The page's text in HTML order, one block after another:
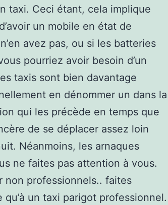
taxi. Ceci étant, cela implique
un mobile en état de
avez pas, ou si les batteries
pourriez avoir besoin d’un
taxis sont bien davantage
en dénommer un dans la
qui les précède en temps que
de se déplacer assez loin
Néanmoins, les arnaques
ne faites pas attention à vous.
non professionnels.. faites
un taxi parigot professionnel.